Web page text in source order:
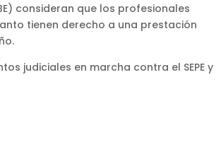
consideran que los profesionales
tienen derecho a una prestación
judiciales en marcha contra el SEPE y